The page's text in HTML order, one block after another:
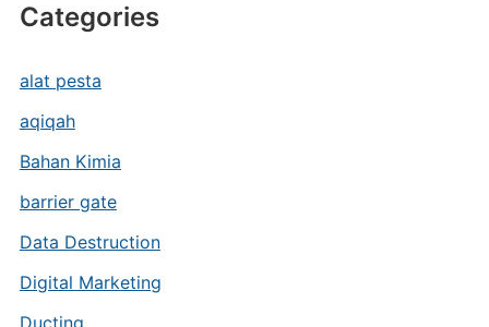
Categories
alat pesta
aqiqah
Bahan Kimia
barrier gate
Data Destruction
Digital Marketing
Ducting